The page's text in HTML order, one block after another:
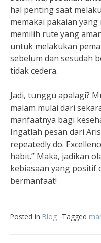
hal penting saat
memakai pakaian
memilih rute yang
untuk melakukan
sebelum dan sesudah
tidak cedera.
Jadi, tunggu apalagi?
malam mulai dari
manfaatnya bagi
Ingatlah pesan dari
repeatedly do.
habit.” Maka, jadikan
kebiasaan yang positif
bermanfaat!
Posted in Blog Tagged